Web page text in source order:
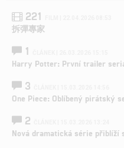
221
拆彈專家
1
Harry Potter: První trailer
3
One Piece: Oblíbený pirátský
2
Nová dramatická série přiblíží